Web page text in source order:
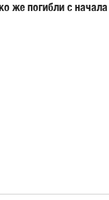
же погибли с